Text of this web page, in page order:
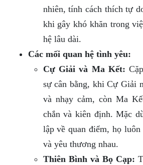
nhiên, tính cách thích tự
khi gây khó khăn trong
hệ lâu dài.
Các mối quan hệ tình yêu:
Cự Giải và Ma Kết:
sự cân bằng, khi Cự Giải
và nhạy cảm, còn Ma
chắn và kiên định. Mặc
lập về quan điểm, họ
và yêu thương nhau.
Thiên Bình và Bọ Cạp: